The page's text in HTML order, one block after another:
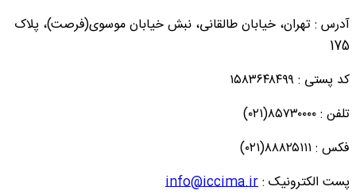
آدرس : تهران، خیابان طالقانی، نبش خیابان موسوی(فرصت)، پلاک
175
کد پستی : ۱۵۸۳۶۴۸۴۹۹
تلفن : ۸۵۷۳۰۰۰۰(۰۲۱)
فکس : ۸۸۸۲۵۱۱۱(۰۲۱)
پست الکترونیک :info@iccima.ir